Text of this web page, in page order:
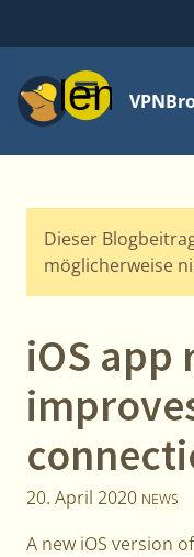
MenüVPN
Dieser
möglicherweise
iOS app
20. April 2020 NEWS
A new iOS version